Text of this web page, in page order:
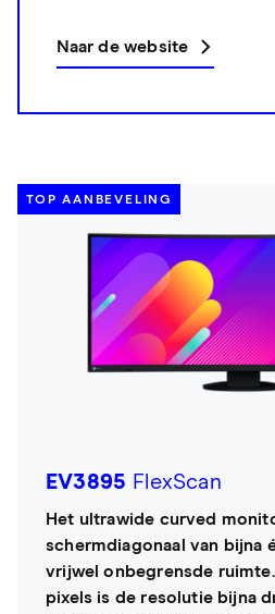
Naar de website
TOP AANBEVELING
EV3895 FlexScan
Het ultrawide curved
schermdiagonaal van bijna
vrijwel onbegrensde
pixels is de resolutie bijna